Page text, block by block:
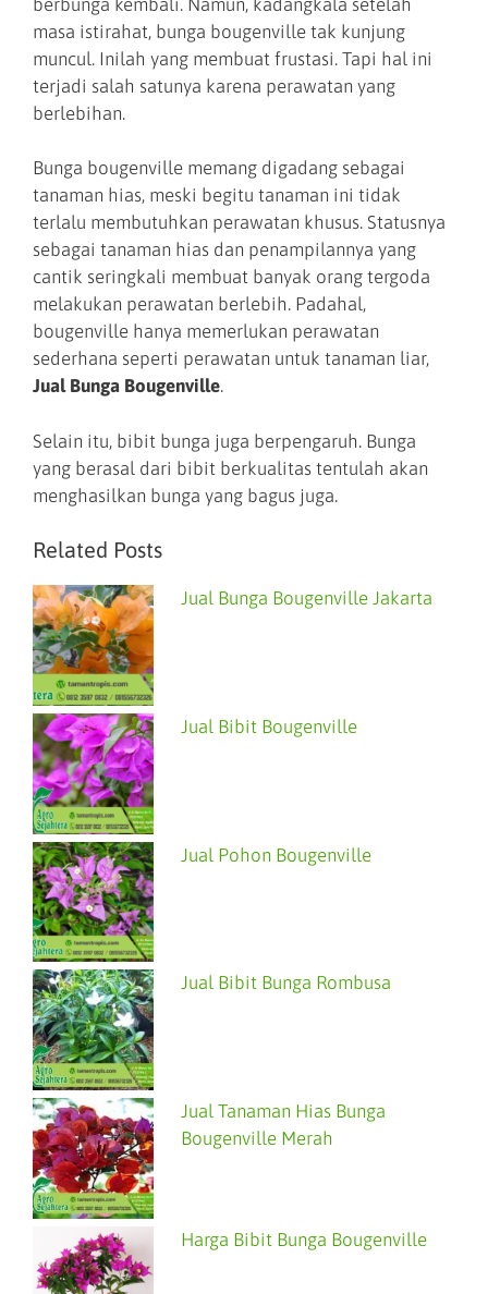
masa istirahat, bunga bougenville tak kunjung
muncul. Inilah yang membuat frustasi. Tapi hal ini
terjadi salah satunya karena perawatan yang
berlebihan.
Bunga bougenville memang digadang sebagai
tanaman hias, meski begitu tanaman ini tidak
terlalu membutuhkan perawatan khusus. Statusnya
sebagai tanaman hias dan penampilannya yang
cantik seringkali membuat banyak orang tergoda
melakukan perawatan berlebih. Padahal,
bougenville hanya memerlukan perawatan
sederhana seperti perawatan untuk tanaman liar,
Jual Bunga Bougenville.
Selain itu, bibit bunga juga berpengaruh. Bunga
yang berasal dari bibit berkualitas tentulah akan
menghasilkan bunga yang bagus juga.
Related Posts
Jual Bunga Bougenville Jakarta
Jual Bibit Bougenville
Jual Pohon Bougenville
Jual Bibit Bunga Rombusa
Jual Tanaman Hias Bunga
Bougenville Merah
Harga Bibit Bunga Bougenville